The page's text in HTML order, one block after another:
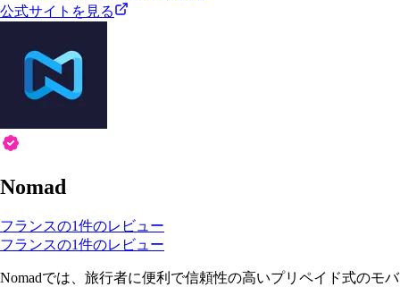
公式サイトを見る
Nomad
フランスの1件のレビュー
フランスの1件のレビュー
Nomadでは、旅行者に便利で信頼性の高いプリペイド式のモバ